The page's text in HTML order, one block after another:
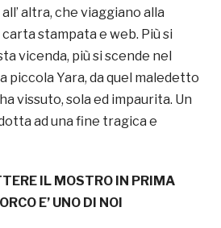
altra, che viaggiano alla
stampata e web. Più si
vicenda, più si scende nel
piccola Yara, da quel maledetto
vissuto, sola ed impaurita. Un
ad una fine tragica e
IL MOSTRO IN PRIMA
E’ UNO DI NOI